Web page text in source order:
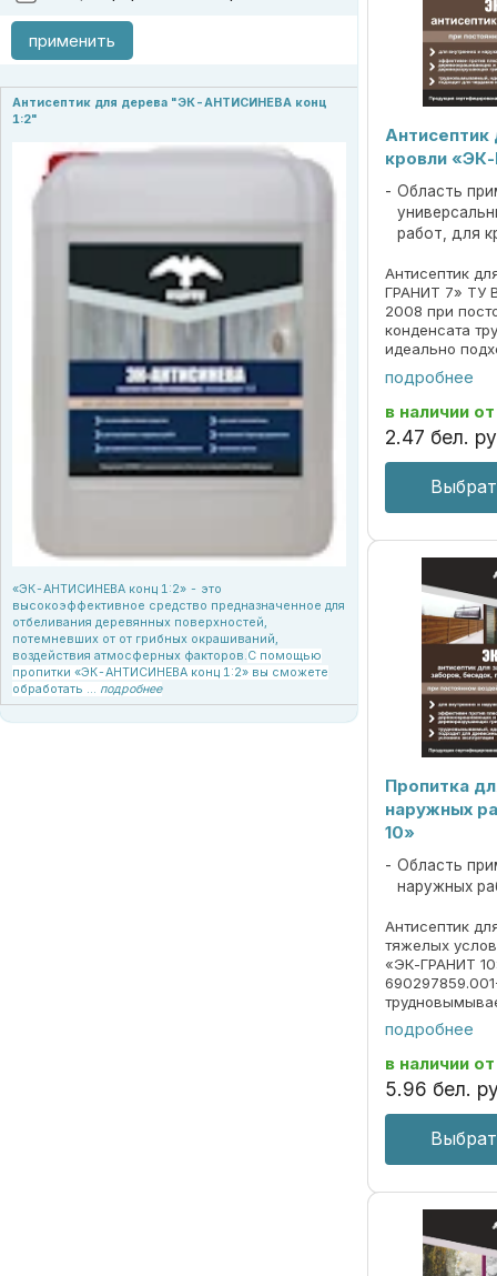
применить
Антисептик для дерева "ЭК-АНТИСИНЕВА конц
1:2"
«ЭК-АНТИСИНЕВА конц 1:2» - это
высокоэффективное средство предназначенное для
отбеливания деревянных поверхностей,
потемневших от от грибных окрашиваний,
воздействия атмосферных факторов.С помощью
пропитки «ЭК-АНТИСИНЕВА конц 1:2» вы сможете
обработать ... подробнее
кровли
Область
работ, для
Антисептик
ГРАНИТ 7» ТУ
2008 при
конденсата
идеально
мансард
плесневых,
подробнее
в наличии от
2.47 бел.
Пропитка
наружных
10»
Область
наружных
Антисептик
тяжелых
«ЭК-ГРАНИТ
подходит
условиях
против
подробнее
в наличии от
5.96 бел.